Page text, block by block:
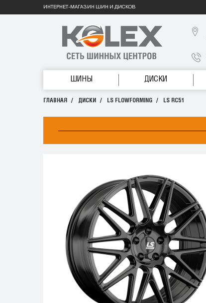
ИНТЕРНЕТ-МАГАЗИН ШИН И ДИСКОВ
ШИНЫ ДИСКИ
ГЛАВНАЯ ДИСКИ LS FLOWFORMING LS RC51